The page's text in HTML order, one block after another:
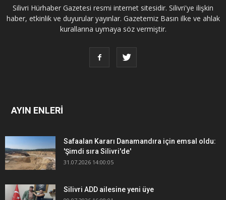
Silivri Hürhaber Gazetesi resmi internet sitesidir. Silivri'ye ilişkin
haber, etkinlik ve duyurular yayınlar. Gazetemiz Basın ilke ve ahlak
kurallarına uymaya söz vermiştir.
AYIN ENLERİ
Safaalan Kararı Danamandıra için emsal oldu:
'Şimdi sıra Silivri'de'
31.07.2026 14:00:05
Silivri ADD ailesine yeni üye